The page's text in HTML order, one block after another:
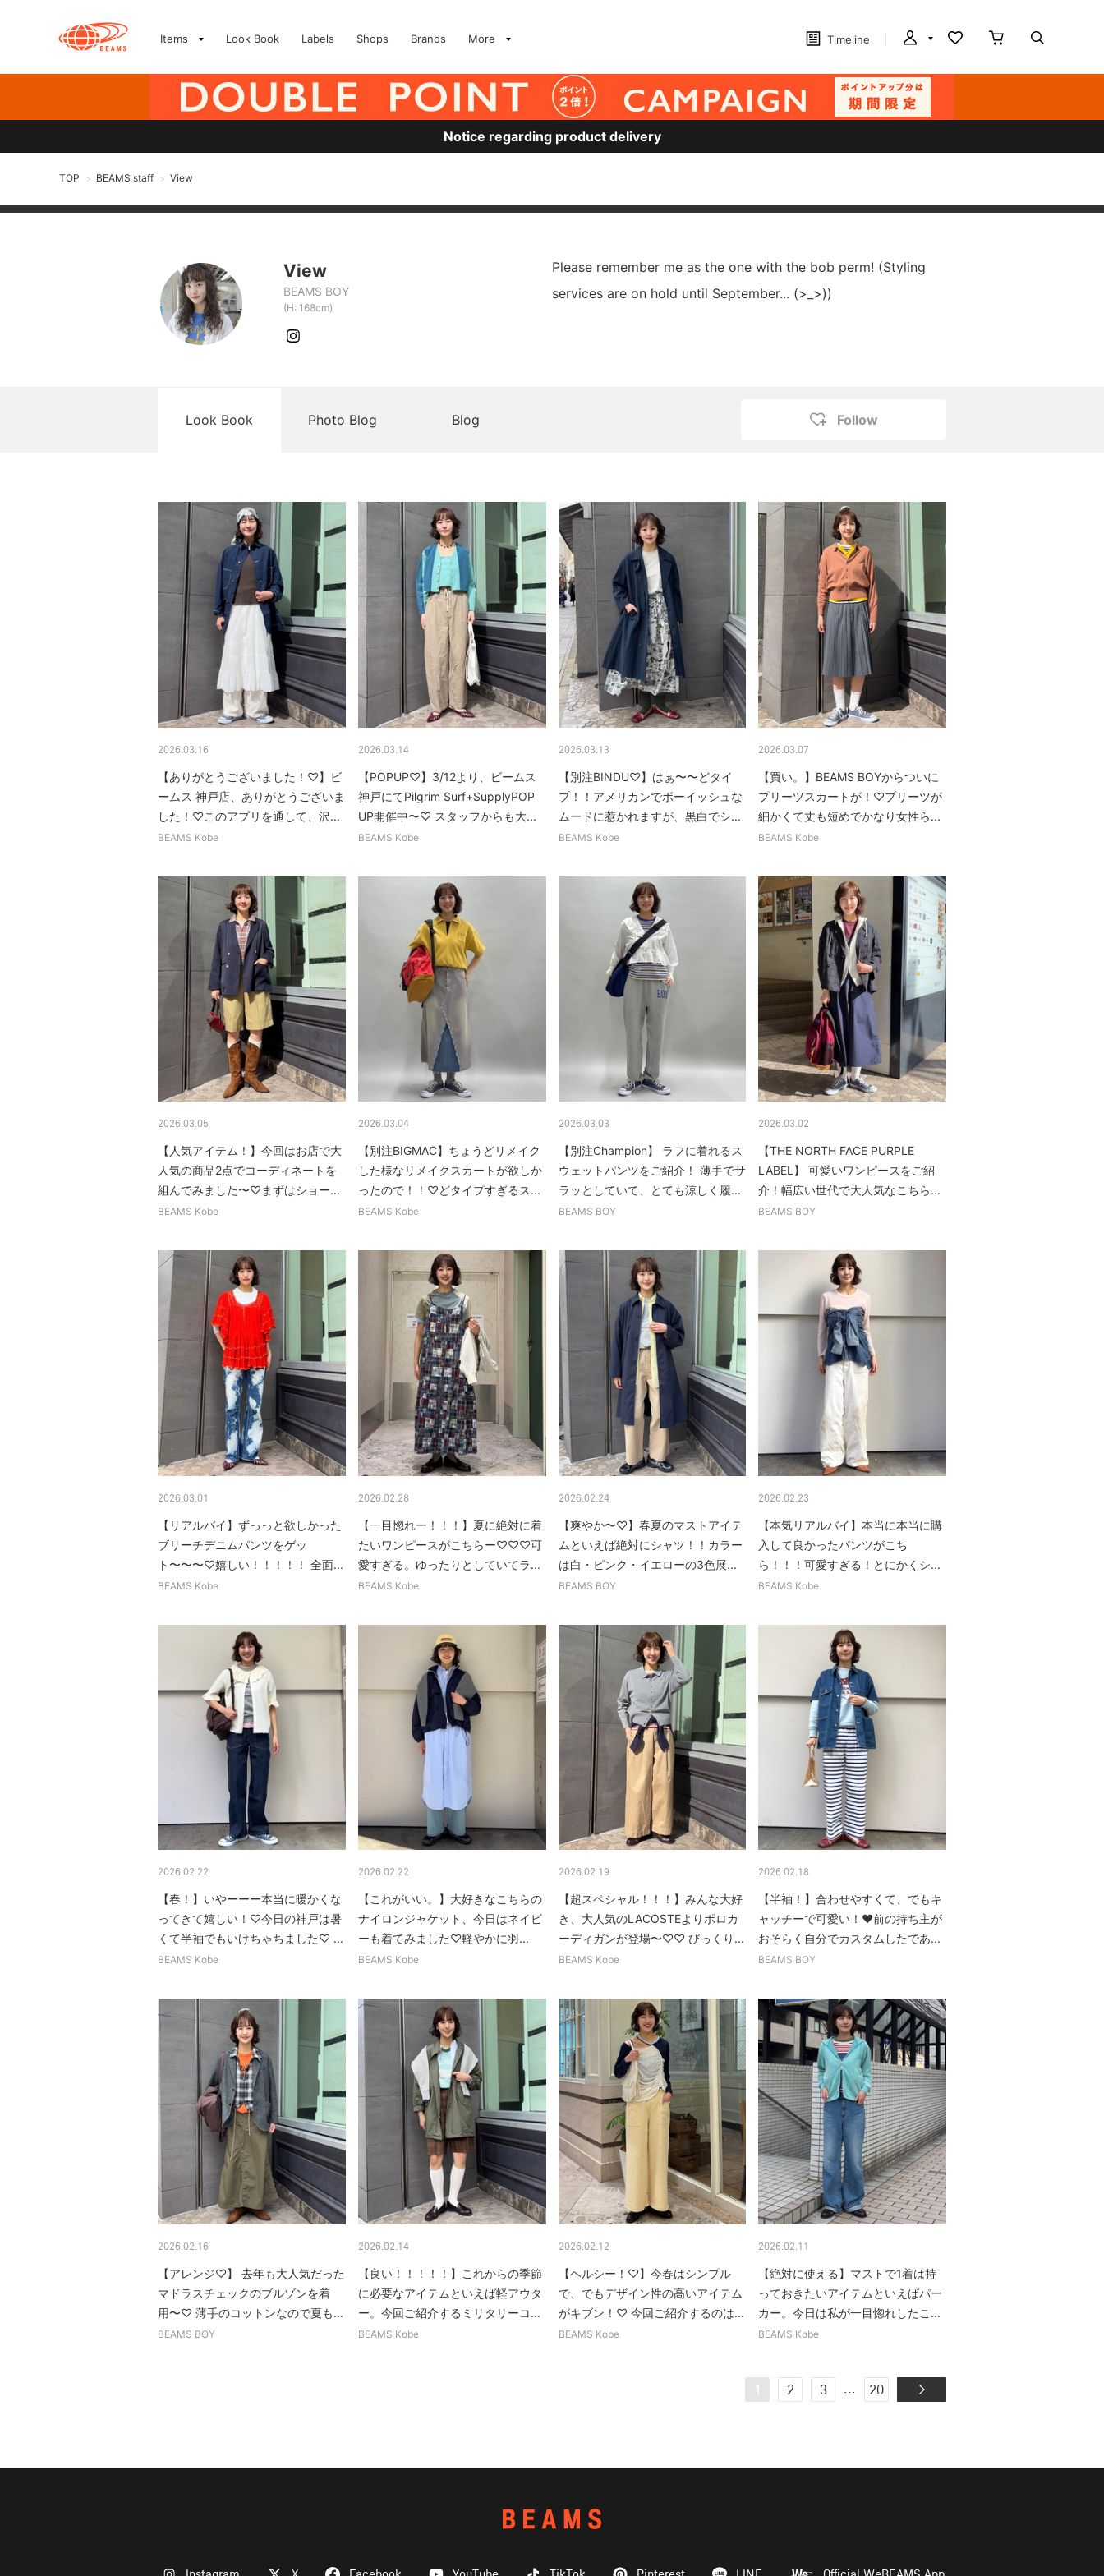
Items Look Book Labels Shops Brands More Timeline
Notice regarding product delivery
TOP > BEAMS staff > View
View
BEAMS BOY
(H: 168cm)
Please remember me as the one with the bob perm! (Styling
services are on hold until September... (>_>))
Look Book Photo Blog Blog Follow
2026.03.16
【ありがとうございました！♡】ビ
ームス 神戸店、ありがとうございま
した！♡このアプリを通して、沢...
BEAMS Kobe
2026.03.14
【POPUP♡】3/12より、ビームス
神戸にてPilgrim Surf+SupplyPOP
UP開催中〜♡ スタッフからも大...
BEAMS Kobe
2026.03.13
【別注BINDU♡】はぁ〜〜どタイ
プ！！アメリカンでボーイッシュな
ムードに惹かれますが、黒白でシ...
BEAMS Kobe
2026.03.07
【買い。】BEAMS BOYからついに
プリーツスカートが！♡プリーツが
細かくて丈も短めでかなり女性ら...
BEAMS Kobe
2026.03.05
【人気アイテム！】今回はお店で大
人気の商品2点でコーディネートを
組んでみました〜♡まずはショー...
BEAMS Kobe
2026.03.04
【別注BIGMAC】ちょうどリメイク
した様なリメイクスカートが欲しか
ったので！！♡どタイプすぎるス...
BEAMS Kobe
2026.03.03
【別注Champion】 ラフに着れるス
ウェットパンツをご紹介！ 薄手でサ
ラッとしていて、とても涼しく履...
BEAMS BOY
2026.03.02
【THE NORTH FACE PURPLE
LABEL】 可愛いワンピースをご紹
介！幅広い世代で大人気なこちら...
BEAMS BOY
2026.03.01
【リアルバイ】ずっっと欲しかった
ブリーチデニムパンツをゲッ
ト〜〜〜♡嬉しい！！！！！ 全面...
BEAMS Kobe
2026.02.28
【一目惚れー！！！】夏に絶対に着
たいワンピースがこちらー♡♡♡可
愛すぎる。ゆったりとしていてラ...
BEAMS Kobe
2026.02.24
【爽やか〜♡】春夏のマストアイテ
ムといえば絶対にシャツ！！カラー
は白・ピンク・イエローの3色展...
BEAMS BOY
2026.02.23
【本気リアルバイ】本当に本当に購
入して良かったパンツがこち
ら！！！可愛すぎる！とにかくシ...
BEAMS Kobe
2026.02.22
【春！】いやーーー本当に暖かくな
ってきて嬉しい！♡今日の神戸は暑
くて半袖でもいけちゃちました♡ ...
BEAMS Kobe
2026.02.22
【これがいい。】大好きなこちらの
ナイロンジャケット、今日はネイビ
ーも着てみました♡軽やかに羽...
BEAMS Kobe
2026.02.19
【超スペシャル！！！】みんな大好
き、大人気のLACOSTEよりポロカ
ーディガンが登場〜♡♡ びっくり...
BEAMS Kobe
2026.02.18
【半袖！】合わせやすくて、でもキ
ャッチーで可愛い！❤︎前の持ち主が
おそらく自分でカスタムしたであ...
BEAMS BOY
2026.02.16
【アレンジ♡】 去年も大人気だった
マドラスチェックのブルゾンを着
用〜♡ 薄手のコットンなので夏も...
BEAMS BOY
2026.02.14
【良い！！！！！】これからの季節
に必要なアイテムといえば軽アウタ
ー。今回ご紹介するミリタリーコ...
BEAMS Kobe
2026.02.12
【ヘルシー！♡】今春はシンプル
で、でもデザイン性の高いアイテム
がキブン！♡ 今回ご紹介するのは...
BEAMS Kobe
2026.02.11
【絶対に使える】マストで1着は持
っておきたいアイテムといえばパー
カー。今日は私が一目惚れしたこ...
BEAMS Kobe
1 2 3 ... 20